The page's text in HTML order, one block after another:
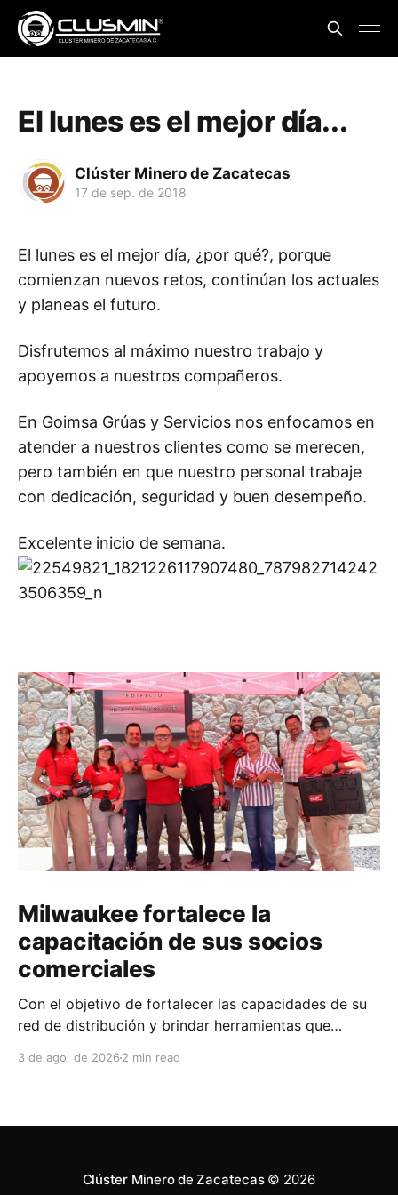
El lunes es el mejor día...
Clúster Minero de Zacatecas
17 de sep. de 2018
El lunes es el mejor día, ¿por qué?, porque
comienzan nuevos retos, continúan los actuales
y planeas el futuro.
Disfrutemos al máximo nuestro trabajo y
apoyemos a nuestros compañeros.
En Goimsa Grúas y Servicios nos enfocamos en
atender a nuestros clientes como se merecen,
pero también en que nuestro personal trabaje
con dedicación, seguridad y buen desempeño.
Excelente inicio de semana.
Milwaukee fortalece la
capacitación de sus socios
comerciales
Con el objetivo de fortalecer las capacidades de su
red de distribución y brindar herramientas que
técnico, Milwaukee llevó a cabo una capacitación
3 de ago. de 2026 2 min read
Clúster Minero de Zacatecas© 2026